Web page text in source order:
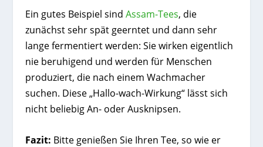
Ein gutes Beispiel sind Assam-Tees, die
zunächst sehr spät geerntet und dann sehr
lange fermentiert werden: Sie wirken eigentlich
nie beruhigend und werden für Menschen
produziert, die nach einem Wachmacher
suchen. Diese „Hallo-wach-Wirkung“ lässt sich
nicht beliebig An- oder Ausknipsen.
Fazit: Bitte genießen Sie Ihren Tee, so wie er